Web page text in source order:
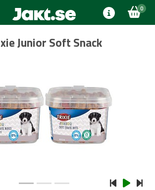
0
Junior Soft Snack